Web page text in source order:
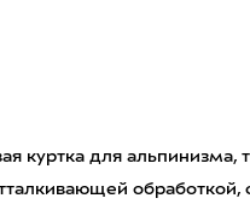
куртка для альпинизма,
обработкой,